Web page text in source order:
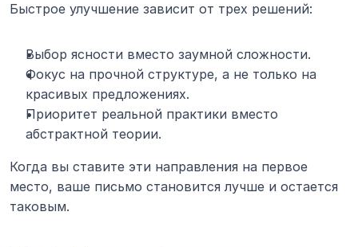
Быстрое улучшение зависит от трех решений:
Выбор ясности вместо заумной сложности.
Фокус на прочной структуре, а не только на
красивых предложениях.
Приоритет реальной практики вместо
абстрактной теории.
Когда вы ставите эти направления на первое
место, ваше письмо становится лучше и остается
таковым.